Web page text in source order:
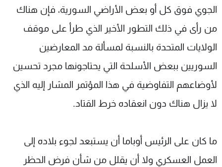
الجوي فوق كل أو بعض الأراضي السورية، فإن هناك
من رأى في ذلك التطور الأخير الذي طرأ على موقف
الولايات المتحدة بالنسبة لمسألة مد المعارضين
السوريين ببعض الأسلحة التي يحتاجونها مجرد تحسين
لأوضاعهم التفاوضية في هذا المؤتمر المشار إليه الذي
لا يزال هناك دون انعقاده خرط القتاد.
ما كان على الرئيس أوباما أن يستبعد لجوء بلاده إلى
العمل العسكري ولا أن يقلل من شأن فرض الحظر
الترددات
الإنـتـاج
وظائف
تواصل معنا
سياسة الخصوصية